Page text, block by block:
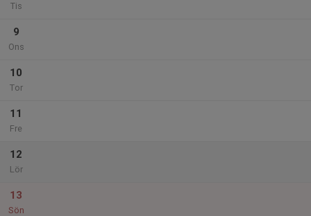
Tis
9
Ons
10
Tor
11
Fre
12
Lör
13
Sön